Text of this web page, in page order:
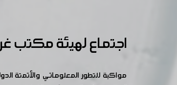
اجتماع لهيئة مكتب
مواكبة للتطور المعلوماتي والأتمتة